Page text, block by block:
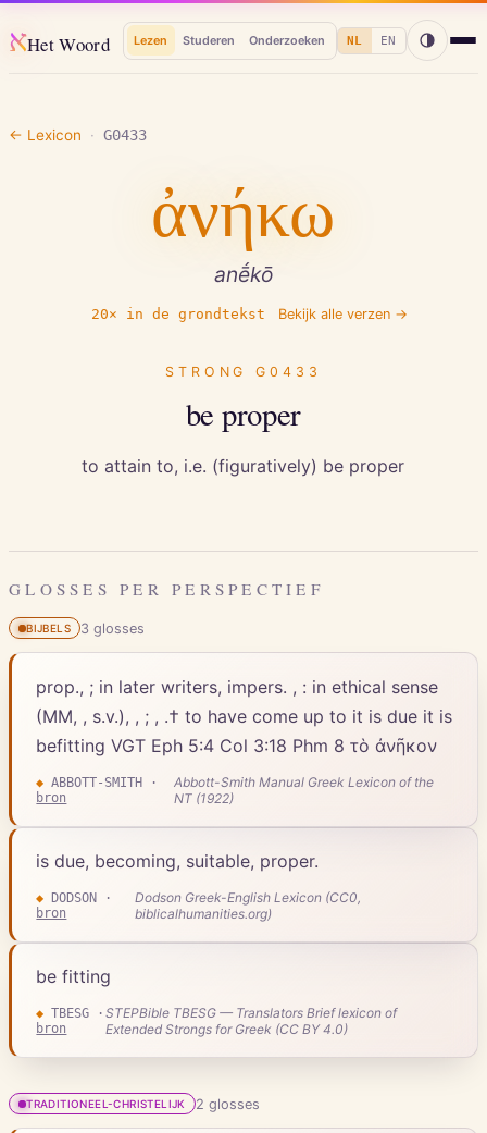
אHet Woord Lezen Studeren Onderzoeken NL EN
← Lexicon · G0433
ἀνήκω
anḗkō
20× in de grondtekst Bekijk alle verzen →
STRONGG0433
be proper
to attain to, i.e. (figuratively) be proper
GLOSSES PER PERSPECTIEF
BIJBELS 3glosses
prop., ; in later writers, impers. , : in ethical sense
(MM, , s.v.), , ; , .† to have come up to it is due it is
befitting VGT Eph 5:4 Col 3:18 Phm 8 τὸ ἀνῆκον
◆ ABBOTT-SMITH ·
bron
Abbott-Smith Manual Greek Lexicon of the
NT (1922)
is due, becoming, suitable, proper.
◆ DODSON ·
bron
Dodson Greek-English Lexicon (CC0,
biblicalhumanities.org)
be fitting
◆ TBESG ·
bron
STEPBible TBESG — Translators Brief lexicon of
Extended Strongs for Greek (CC BY 4.0)
TRADITIONEEL-CHRISTELIJK 2 glosses